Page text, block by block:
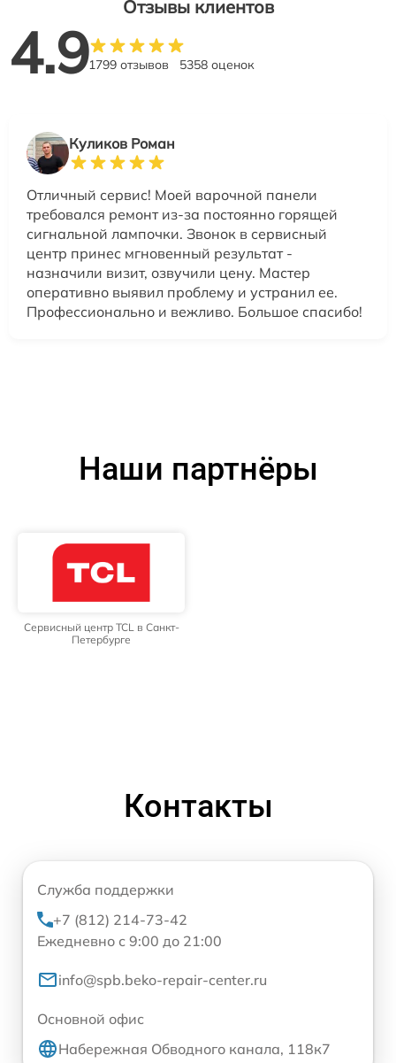
Отзывы клиентов
4.91799 отзывов 5358 оценок
Куликов Роман
Отличный сервис! Моей варочной панели
требовался ремонт из-за постоянно горящей
сигнальной лампочки. Звонок в сервисный
центр принес мгновенный результат -
назначили визит, озвучили цену. Мастер
оперативно выявил проблему и устранил ее.
Профессионально и вежливо. Большое спасибо!
Наши партнёры
Сервисный центр TCL в Санкт-
Петербурге
Контакты
Служба поддержки
+7 (812) 214-73-42
Ежедневно с 9:00 до 21:00
info@spb.beko-repair-center.ru
Основной офис
Набережная Обводного канала, 118к7